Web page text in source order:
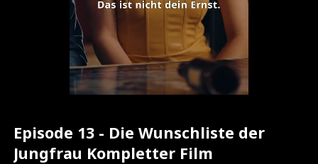
Episode 13 - Die Wunschliste der
Jungfrau Kompletter Film